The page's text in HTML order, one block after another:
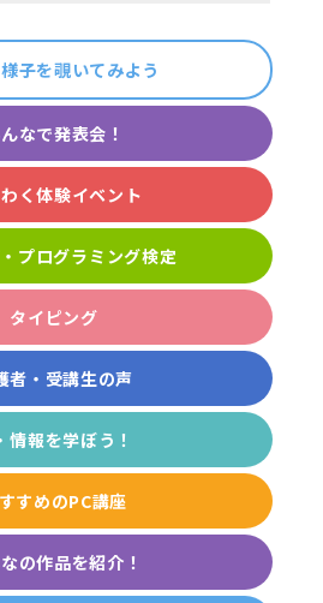
子を覗いてみよう
なで発表会！
く体験イベント
プログラミング検定
タイピング
者・受講生の声
情報を学ぼう！
すめのPC講座
の作品を紹介！